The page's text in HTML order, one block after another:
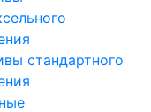
стандартного